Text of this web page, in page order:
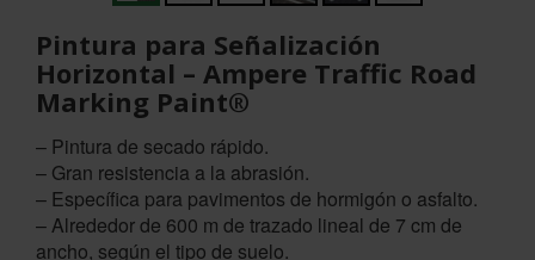
Pintura para Señalización
Horizontal – Ampere Traffic Road
Marking Paint®
– Pintura de secado rápido.
– Gran resistencia a la abrasión.
– Específica para pavimentos de hormigón o asfalto.
– Alrededor de 600 m de trazado lineal de 7 cm de
ancho, según el tipo de suelo.